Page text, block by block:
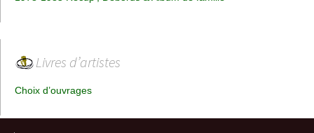
Livres d’artistes
Choix d’ouvrages